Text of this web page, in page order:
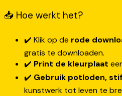
📥 Hoe werkt het?
✔️ Klik op de rode
gratis te downloaden.
✔️ Print de kleurplaat
✔️ Gebruik potloden,
kunstwerk tot leven te